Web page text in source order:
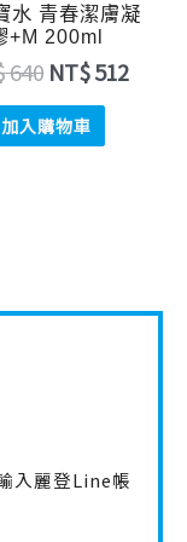
水 青春潔膚凝
+M 200ml
640 NT$512
加入購物車
入麗登Line帳